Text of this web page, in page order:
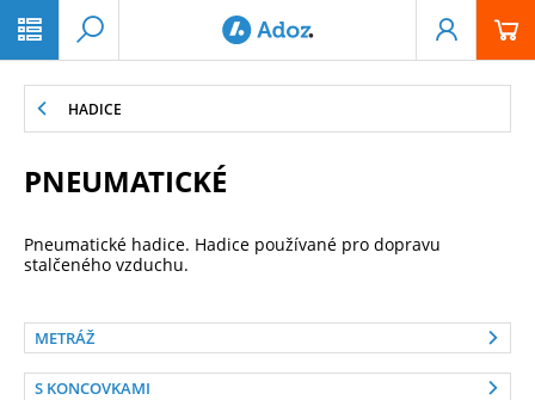
HADICE
PNEUMATICKÉ
Pneumatické hadice. Hadice používané pro dopravu
stalčeného vzduchu.
METRÁŽ
S KONCOVKAMI